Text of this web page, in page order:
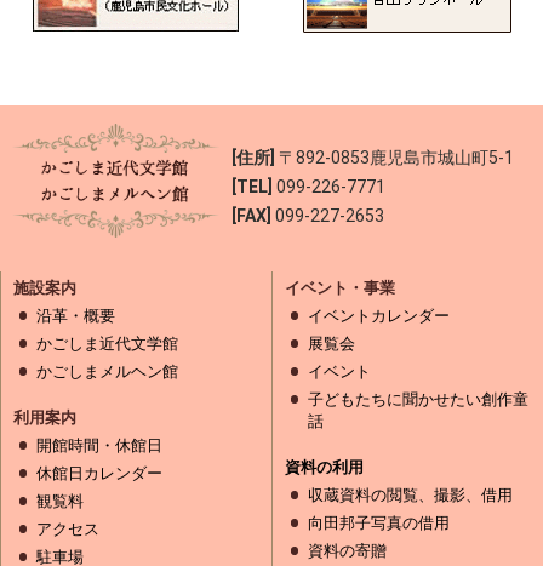
[住所] 〒892-0853鹿児島市城山町5-1
[TEL] 099-226-7771
[FAX] 099-227-2653
施設案内
沿革・概要
かごしま近代文学館
かごしまメルヘン館
利用案内
開館時間・休館日
休館日カレンダー
観覧料
アクセス
駐車場
イベント・事業
イベントカレンダー
展覧会
イベント
子どもたちに聞かせたい創作童
話
資料の利用
収蔵資料の閲覧、撮影、借用
向田邦子写真の借用
資料の寄贈